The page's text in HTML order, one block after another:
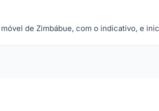
de Zimbábue, com o indicativo, e